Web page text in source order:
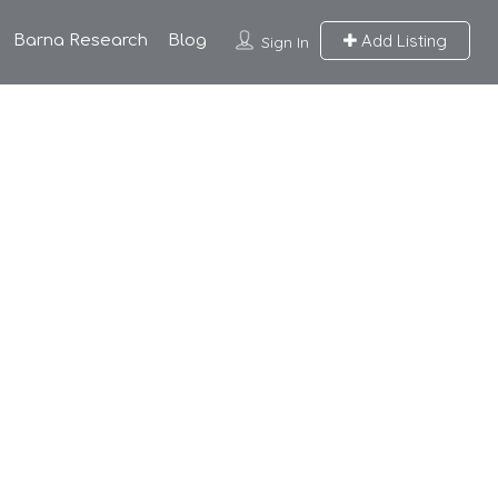
Sign In Add Listing
Barna Research Blog